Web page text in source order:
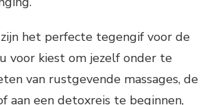
het perfecte tegengif voor de
voor kiest om jezelf onder te
van rustgevende massages, de
aan een detoxreis te beginnen,